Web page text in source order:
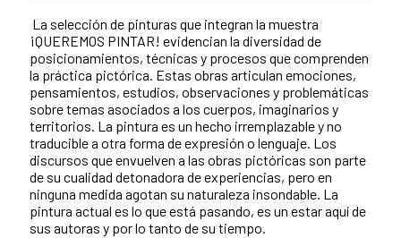
La selección de pinturas que integran la muestra
¡QUEREMOS PINTAR! evidencian la diversidad de
posicionamientos, técnicas y procesos que comprenden
la práctica pictórica. Estas obras articulan emociones,
pensamientos, estudios, observaciones y problemáticas
sobre temas asociados a los cuerpos, imaginarios y
territorios. La pintura es un hecho irremplazable y no
traducible a otra forma de expresión o lenguaje. Los
discursos que envuelven a las obras pictóricas son parte
de su cualidad detonadora de experiencias, pero en
ninguna medida agotan su naturaleza insondable. La
pintura actual es lo que está pasando, es un estar aquí de
sus autoras y por lo tanto de su tiempo.